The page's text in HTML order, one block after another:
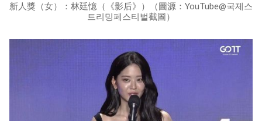
新人獎（女）：林廷憶（《影后》）（圖源：YouTube@국제스
트리밍페스티벌截圖）